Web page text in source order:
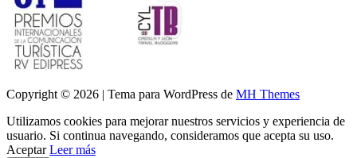
Copyright © 2026 | Tema para WordPress de MH Themes
Utilizamos cookies para mejorar nuestros servicios y experiencia de
usuario. Si continua navegando, consideramos que acepta su uso.
Aceptar Leer más